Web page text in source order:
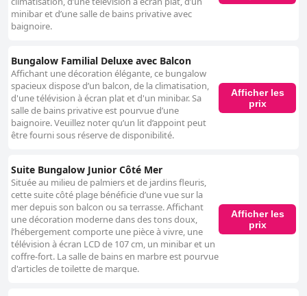
minibar et d’une salle de bains privative avec
baignoire.
Bungalow Familial Deluxe avec Balcon
Affichant une décoration élégante, ce bungalow
spacieux dispose d’un balcon, de la climatisation,
d'une télévision à écran plat et d'un minibar. Sa
salle de bains privative est pourvue d’une
baignoire. Veuillez noter qu’un lit d’appoint peut
être fourni sous réserve de disponibilité.
Afficher les
prix
Suite Bungalow Junior Côté Mer
Située au milieu de palmiers et de jardins fleuris,
cette suite côté plage bénéficie d’une vue sur la
mer depuis son balcon ou sa terrasse. Affichant
une décoration moderne dans des tons doux,
l’hébergement comporte une pièce à vivre, une
télévision à écran LCD de 107 cm, un minibar et un
coffre-fort. La salle de bains en marbre est pourvue
d'articles de toilette de marque.
Afficher les
prix